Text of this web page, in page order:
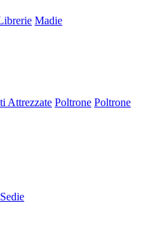
Madie
Attrezzate Poltrone Poltrone
Sedie